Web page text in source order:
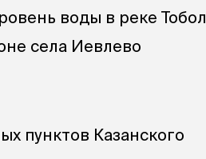
воды в реке Тобол
села Иевлево
пунктов Казанского